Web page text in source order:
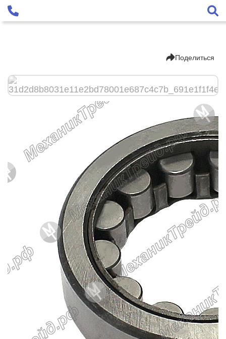
Поделиться